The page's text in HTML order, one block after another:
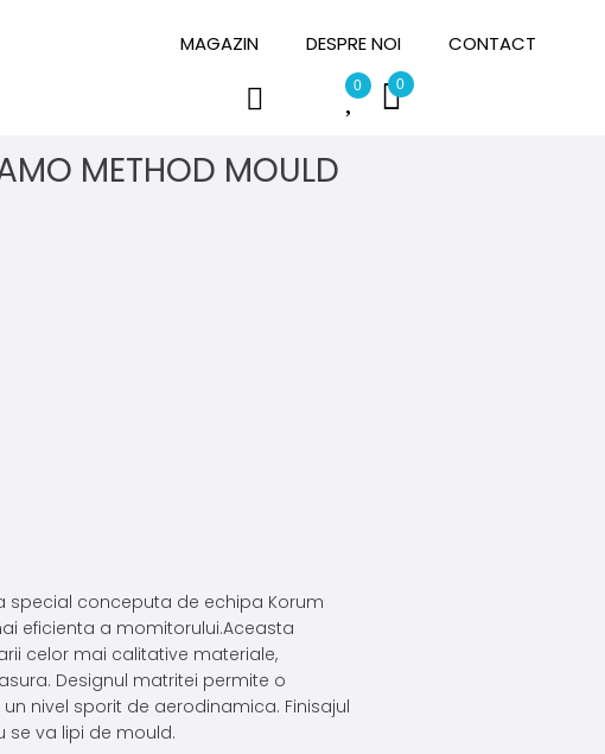
MAGAZIN DESPRE NOI CONTACT
0 0
METHOD MOULD
special conceputa de echipa Korum
eficienta a momitorului.Aceasta
celor mai calitative materiale,
Designul matritei permite o
nivel sporit de aerodinamica. Finisajul
se va lipi de mould.